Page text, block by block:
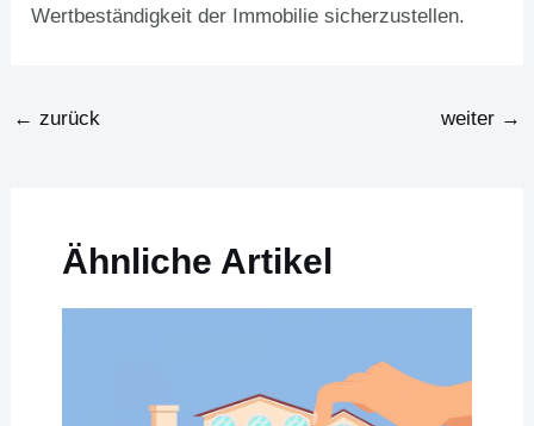
Wertbeständigkeit der Immobilie sicherzustellen.
← zurück weiter →
Ähnliche Artikel